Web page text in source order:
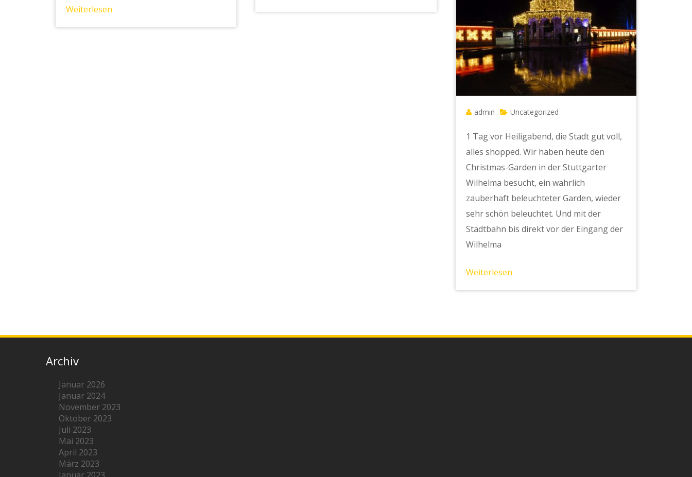
Weiterlesen
admin Uncategorized
1 Tag vor Heiligabend, die Stadt gut voll,
alles shopped. Wir haben heute den
Christmas-Garden in der Stuttgarter
Wilhelma besucht, ein wahrlich
zauberhaft beleuchteter Garden, wieder
sehr schön beleuchtet. Und mit der
Stadtbahn bis direkt vor der Eingang der
Wilhelma
Weiterlesen
Archiv
Januar 2026
Januar 2024
November 2023
Oktober 2023
Juli 2023
Mai 2023
April 2023
März 2023